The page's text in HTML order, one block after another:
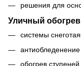
решения для
Уличный обогрев
системы
антиобледенение
обогрев